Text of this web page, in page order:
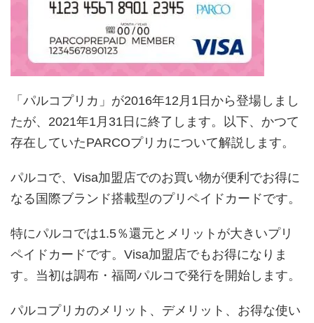
「パルコプリカ」が2016年12月1日から登場しまし
たが、2021年1月31日に終了します。以下、かつて
存在していたPARCOプリカについて解説します。
パルコで、Visa加盟店でのお買い物が便利でお得に
なる国際ブランド搭載型のプリペイドカードです。
特にパルコでは1.5％還元とメリットが大きいプリ
ペイドカードです。Visa加盟店でもお得になりま
す。当初は調布・福岡パルコで発行を開始します。
パルコプリカのメリット、デメリット、お得な使い